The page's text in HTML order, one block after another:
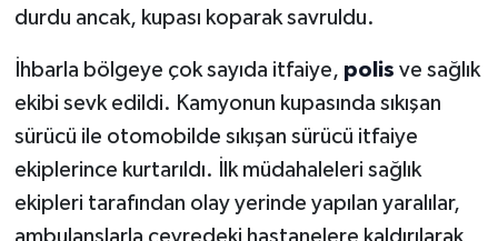
durdu ancak, kupası koparak savruldu.
İhbarla bölgeye çok sayıda itfaiye, polis ve sağlık
ekibi sevk edildi. Kamyonun kupasında sıkışan
sürücü ile otomobilde sıkışan sürücü itfaiye
ekiplerince kurtarıldı. İlk müdahaleleri sağlık
ekipleri tarafından olay yerinde yapılan yaralılar,